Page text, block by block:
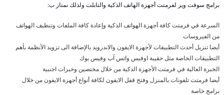
برامج سوفت وير لفرمتت أجهزة الهاتف الذكية والتابلت ولذلك نمتاز ب:
السرعة في فرمتت كافة أجهزة الهواتف الذكية وإعادة كافة الملفات وتنظيف الهواتف
من الفيروسات
أيضا تنزيل أحدث التطبيقات لأجهزة الايفون والاندرويد بالإضافة الى تزويد الأنظمة بأهم
التطبيقات الخاصة مثل حقيبة اوفيس واتس آب وفيس بوك
الخبرة العالية في فرمتت الأجهزة الذكية من خلال مختصين وخبرات اجنبية
أيضا فرمتت تلفونات بالمنزل وفتح قفل الايفون لكافة أنواع أجهزة الايفون من خلال
برامج خاصة